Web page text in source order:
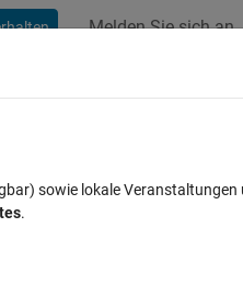
Melden Sie sich an
sowie lokale
.